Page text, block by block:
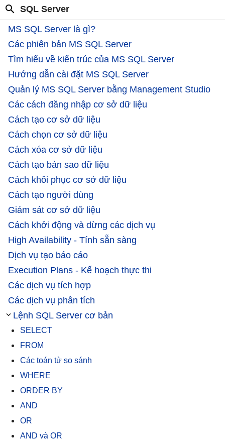
SQL Server
MS SQL Server là gì?
Các phiên bản MS SQL Server
Tìm hiểu về kiến trúc của MS SQL Server
Hướng dẫn cài đặt MS SQL Server
Quản lý MS SQL Server bằng Management Studio
Các cách đăng nhập cơ sở dữ liệu
Cách tạo cơ sở dữ liệu
Cách chọn cơ sở dữ liệu
Cách xóa cơ sở dữ liệu
Cách tạo bản sao dữ liệu
Cách khôi phục cơ sở dữ liệu
Cách tạo người dùng
Giám sát cơ sở dữ liệu
Cách khởi động và dừng các dịch vụ
High Availability - Tính sẵn sàng
Dịch vụ tạo báo cáo
Execution Plans - Kế hoạch thực thi
Các dịch vụ tích hợp
Các dịch vụ phân tích
Lệnh SQL Server cơ bản
SELECT
FROM
Các toán tử so sánh
WHERE
ORDER BY
AND
OR
AND và OR